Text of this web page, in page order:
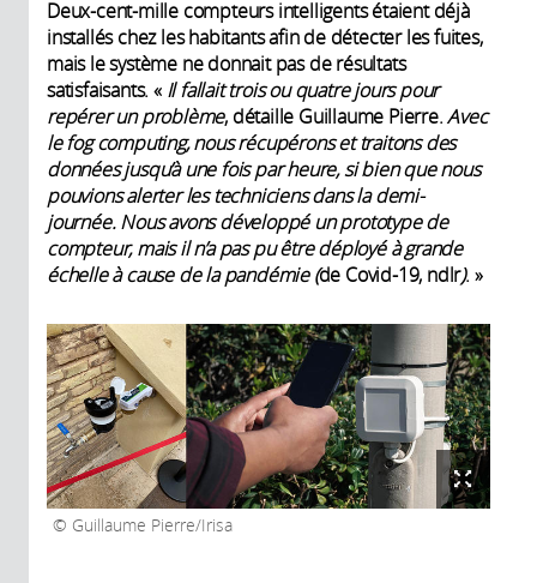
Deux-cent-mille compteurs intelligents étaient déjà
installés chez les habitants afin de détecter les fuites,
mais le système ne donnait pas de résultats
satisfaisants. « Il fallait trois ou quatre jours pour
repérer un problème, détaille Guillaume Pierre.Avec
le fog computing, nous récupérons et traitons des
données jusqu’à une fois par heure, si bien que nous
pouvions alerter les techniciens dans la demi-
journée. Nous avons développé un prototype de
compteur, mais il n’a pas pu être déployé à grande
échelle à cause de la pandémie (de Covid-19, ndlr). »
Guillaume Pierre/Irisa